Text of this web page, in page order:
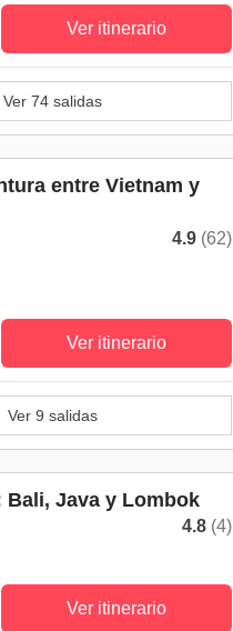
Ver itinerario
Ver 74 salidas
entre Vietnam y
4.9 (62)
Ver itinerario
Ver 9 salidas
Bali, Java y Lombok
4.8 (4)
Ver itinerario